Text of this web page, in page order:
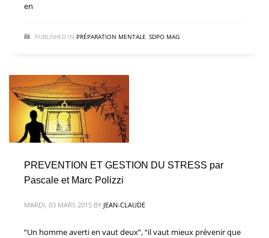
en
PUBLISHED IN PRÉPARATION MENTALE, SDPO MAG
PREVENTION ET GESTION DU STRESS par
Pascale et Marc Polizzi
MARDI, 03 MARS 2015 BY JEAN-CLAUDE
“Un homme averti en vaut deux”, “il vaut mieux prévenir que